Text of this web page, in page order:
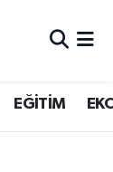
EĞİTİM